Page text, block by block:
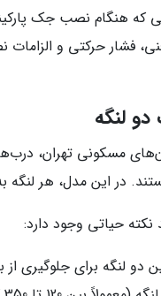
که هنگام نصب جک
فشار حرکتی و
لنگه
مسکونی تهران،
در این مدل، هر
حیاتی وجود دارد:
دو لنگه برای جلوگیری از